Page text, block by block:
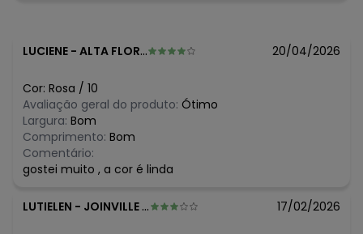
LUCIENE - ALTA FLORESTA D OESTE - RO 20/04/2026
Cor: Rosa / 10
Avaliação geral do produto: Ótimo
Largura: Bom
Comprimento: Bom
Comentário:
gostei muito , a cor é linda
LUTIELEN - JOINVILLE - SC 17/02/2026